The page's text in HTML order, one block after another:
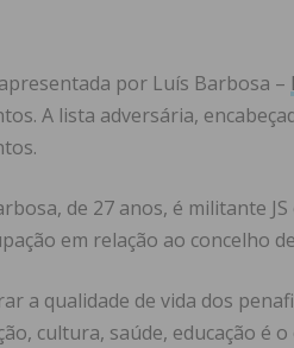
por Luís Barbosa –
A lista adversária,
de 27 anos, é militante
em relação ao concelho
a qualidade de vida dos
cultura, saúde, educação é